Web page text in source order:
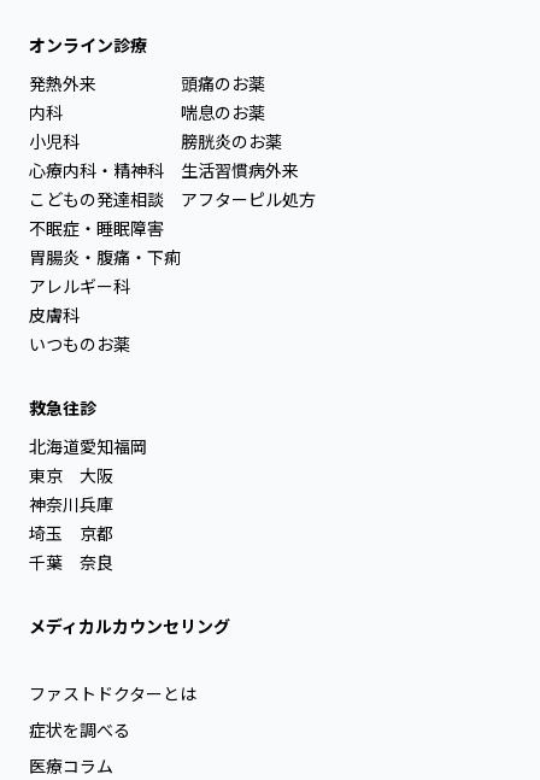
オンライン診療
発熱外来
内科
小児科
心療内科・精神科
こどもの発達相談
不眠症・睡眠障害
胃腸炎・腹痛・下痢
アレルギー科
皮膚科
いつものお薬
頭痛のお薬
喘息のお薬
膀胱炎のお薬
生活習慣病外来
アフターピル処方
救急往診
北海道
東京
神奈川
埼玉
千葉
愛知
大阪
兵庫
京都
奈良
福岡
メディカルカウンセリング
ファストドクターとは
症状を調べる
医療コラム